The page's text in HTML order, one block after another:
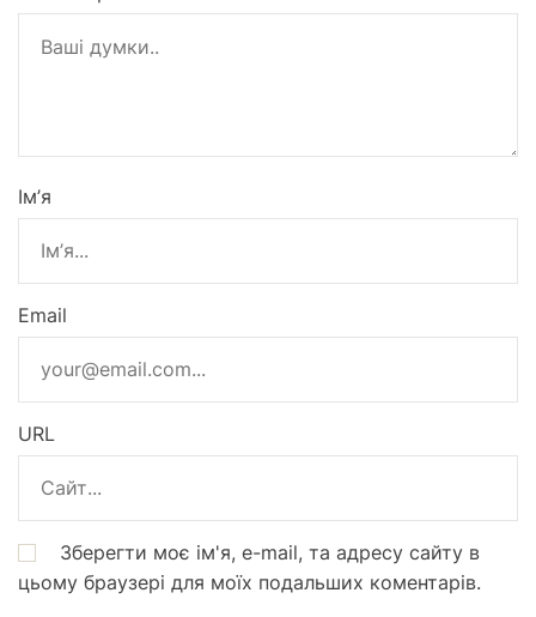
Ім’я
Email
URL
Зберегти моє ім'я, e-mail, та адресу сайту в
цьому браузері для моїх подальших коментарів.